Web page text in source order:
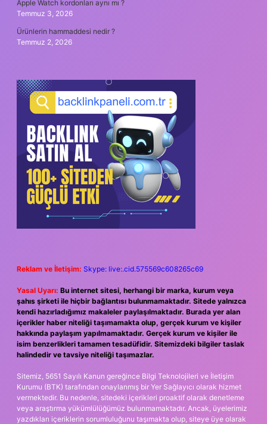
Apple Watch kordonları aynı mı ?
Temmuz 3, 2026
Ürünlerin hammaddesi nedir ?
Temmuz 2, 2026
Reklam ve İletişim: Skype: live:.cid.575569c608265c69
Yasal Uyarı: Bu internet sitesi, herhangi bir marka, kurum veya
şahıs şirketi ile hiçbir bağlantısı bulunmamaktadır. Sitede yalnızca
kendi hazırladığımız makaleler paylaşılmaktadır. Burada yer alan
içerikler haber niteliği taşımamakta olup, gerçek kurum ve kişiler
hakkında paylaşım yapılmamaktadır. Gerçek kurum ve kişiler ile
isim benzerlikleri tamamen tesadüfidir. Sitemizdeki bilgiler taslak
halindedir ve tavsiye niteliği taşımazlar.
Sitemiz, 5651 Sayılı Kanun gereğince Bilgi Teknolojileri ve İletişim
Kurumu (BTK) tarafından onaylanmış bir Yer Sağlayıcı olarak hizmet
vermektedir. Bu nedenle, sitedeki içerikleri proaktif olarak denetleme
veya araştırma yükümlülüğümüz bulunmamaktadır. Ancak, üyelerimiz
yazdıkları içeriklerin sorumluluğunu taşımakta olup, siteye üye olarak